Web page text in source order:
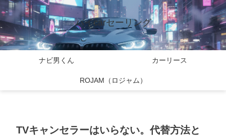
バイcarセーリング
ナビ男くん カーリース
ROJAM（ロジャム）
TVキャンセラーはいらない。代替方法と